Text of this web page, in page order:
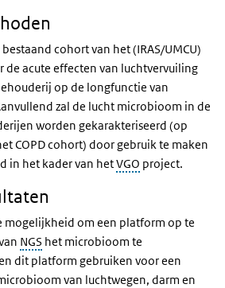
cohort van het (IRAS/UMCU)
de acute effecten van luchtvervuiling
op de longfunctie van
zal de lucht microbioom in de
worden gekarakteriseerd (op
COPD cohort) door gebruik te maken
in het kader van hetVGO project.
mogelijkheid om een platform op te
NGS het microbioom te
dit platform gebruiken voor een
van luchtwegen, darm en